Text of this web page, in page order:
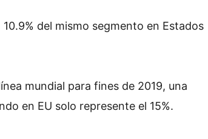
del mismo segmento en Estados
mundial para fines de 2019, una
en EU solo represente el 15%.